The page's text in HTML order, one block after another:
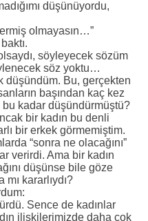
düşünüyordu,
olmayasın…”
söyleyecek sözüm
söz yoktu…
düşündüm. Bu, gerçekten
başından kaç kez
kadar düşündürmüştü?
bir kadın bu denli
bir erkek görmemiştim.
“sonra ne olacağını”
verirdi. Ama bir kadın
düşünse bile göze
mı kararlıydı?
Sence de kadınlar
ilişkilerimizde daha çok